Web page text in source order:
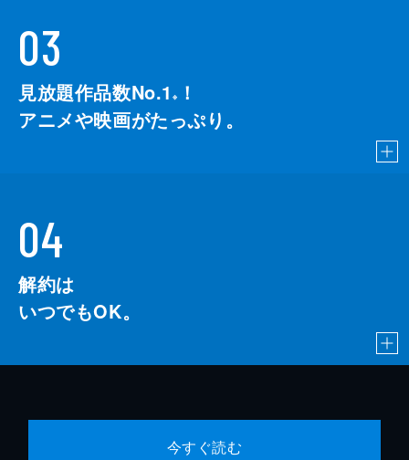
03
見放題作品数No.1 ※
！
アニメや映画がたっぷり。
04
解約は
いつでもOK。
今すぐ読む